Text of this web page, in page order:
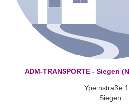
ADM-TRANSPORTE - Siegen
Ypernstraße
Siegen